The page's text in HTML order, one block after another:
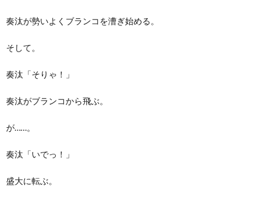
奏汰が勢いよくブランコを漕ぎ始める。
そして。
奏汰「そりゃ！」
奏汰がブランコから飛ぶ。
が……。
奏汰「いでっ！」
盛大に転ぶ。